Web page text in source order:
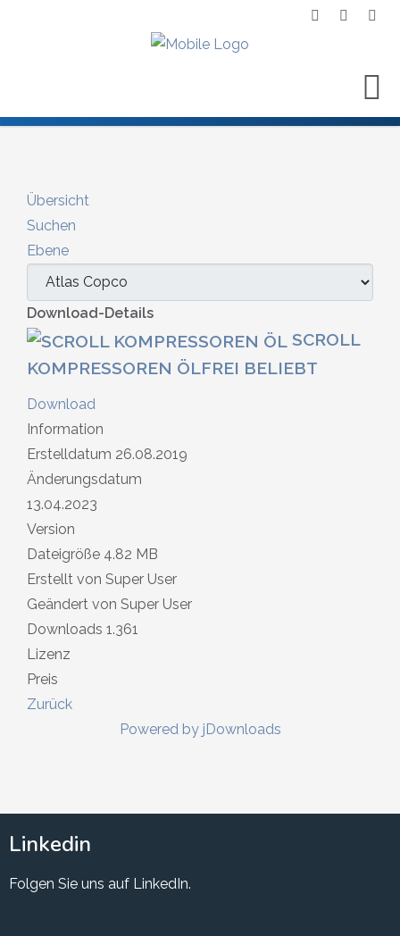
Übersicht
Suchen
Ebene
Download-Details
SCROLL
KOMPRESSOREN ÖLFREI BELIEBT
Download
Information
Erstelldatum 26.08.2019
Änderungsdatum
13.04.2023
Version
Dateigröße 4.82 MB
Erstellt von Super User
Geändert von Super User
Downloads 1.361
Lizenz
Preis
Zurück
Powered by jDownloads
Linkedin
Folgen Sie uns auf LinkedIn.